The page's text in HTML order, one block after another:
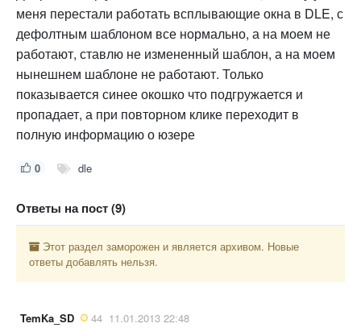
меня перестали работать всплывающие окна в DLE, с
дефолтным шаблоном все нормально, а на моем не
работают, ставлю не измененный шаблон, а на моем
нынешнем шаблоне не работают. Только
показывается синее окошко что подгружается и
пропадает, а при повторном клике переходит в
полную информацию о юзере
0 dle
Ответы на пост (9)
Этот раздел заморожен и является архивом. Новые
ответы добавлять нельзя.
TemKa_SD 44 11.01.2013 22:48